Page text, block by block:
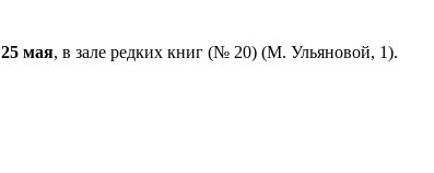
25 мая, в зале редких книг (№ 20) (М. Ульяновой, 1).